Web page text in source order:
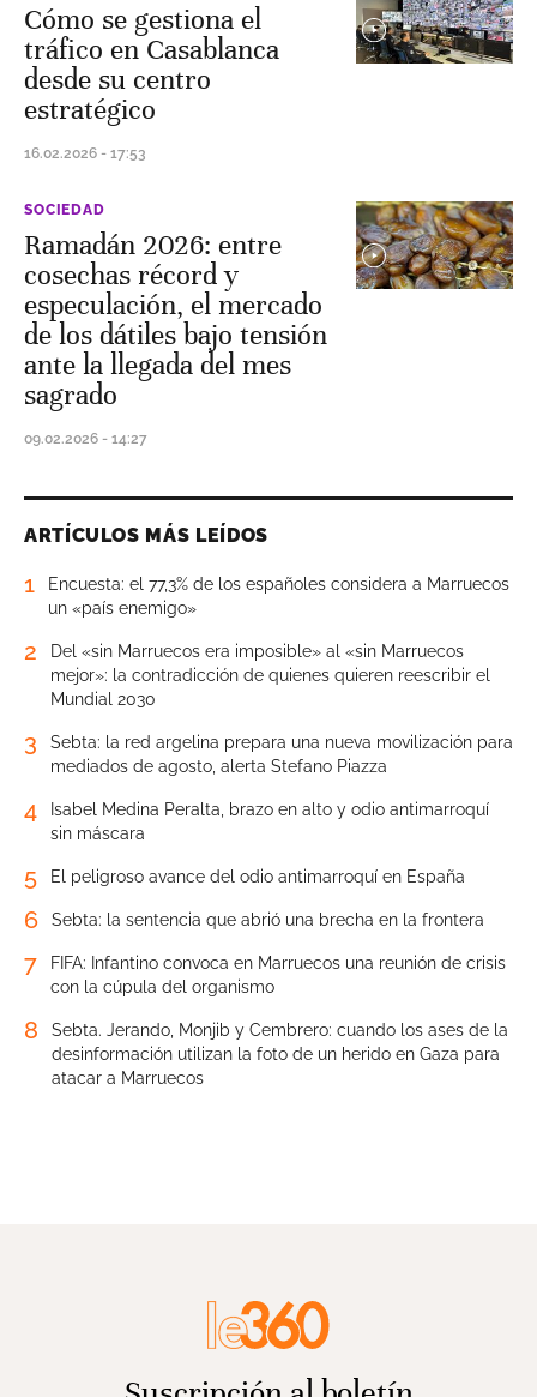
Cómo se gestiona el
tráfico en Casablanca
desde su centro
estratégico
16.02.2026 - 17:53
SOCIEDAD
Ramadán 2026: entre
cosechas récord y
especulación, el mercado
de los dátiles bajo tensión
ante la llegada del mes
sagrado
09.02.2026 - 14:27
ARTÍCULOS MÁS LEÍDOS
1
Encuesta: el 77,3% de los españoles considera a Marruecos
un «país enemigo»
2
Del «sin Marruecos era imposible» al «sin Marruecos
mejor»: la contradicción de quienes quieren reescribir el
Mundial 2030
3
Sebta: la red argelina prepara una nueva movilización para
mediados de agosto, alerta Stefano Piazza
4
Isabel Medina Peralta, brazo en alto y odio antimarroquí
sin máscara
5 El peligroso avance del odio antimarroquí en España
6 Sebta: la sentencia que abrió una brecha en la frontera
7
FIFA: Infantino convoca en Marruecos una reunión de crisis
con la cúpula del organismo
8
Sebta. Jerando, Monjib y Cembrero: cuando los ases de la
desinformación utilizan la foto de un herido en Gaza para
atacar a Marruecos